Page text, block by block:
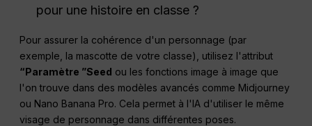
pour une histoire en classe ?
Pour assurer la cohérence d'un personnage (par
exemple, la mascotte de votre classe), utilisez l'attribut
“Paramètre ”Seed ou les fonctions image à image que
l'on trouve dans des modèles avancés comme Midjourney
ou Nano Banana Pro. Cela permet à l'IA d'utiliser le même
visage de personnage dans différentes poses.